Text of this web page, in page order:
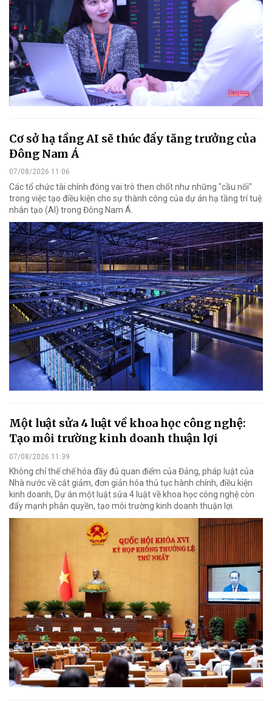
Cơ sở hạ tầng AI sẽ thúc đẩy tăng trưởng của
Đông Nam Á
07/08/2026 11:06
Các tổ chức tài chính đóng vai trò then chốt như những "cầu nối"
trong việc tạo điều kiện cho sự thành công của dự án hạ tầng trí tuệ
nhân tạo (AI) trong Đông Nam Á.
Một luật sửa 4 luật về khoa học công nghệ:
Tạo môi trường kinh doanh thuận lợi
07/08/2026 11:39
Không chỉ thể chế hóa đầy đủ quan điểm của Đảng, pháp luật của
Nhà nước về cắt giảm, đơn giản hóa thủ tục hành chính, điều kiện
kinh doanh, Dự án một luật sửa 4 luật về khoa học công nghệ còn
đẩy mạnh phân quyền, tạo môi trường kinh doanh thuận lợi.